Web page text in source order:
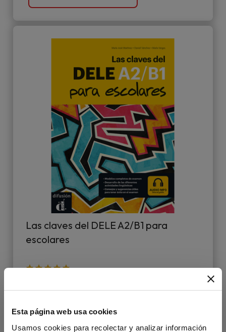
Esta página web usa cookies
Usamos cookies para recolectar y analizar información
Las claves del DELE A2/B1 para
escolares
27,90 €